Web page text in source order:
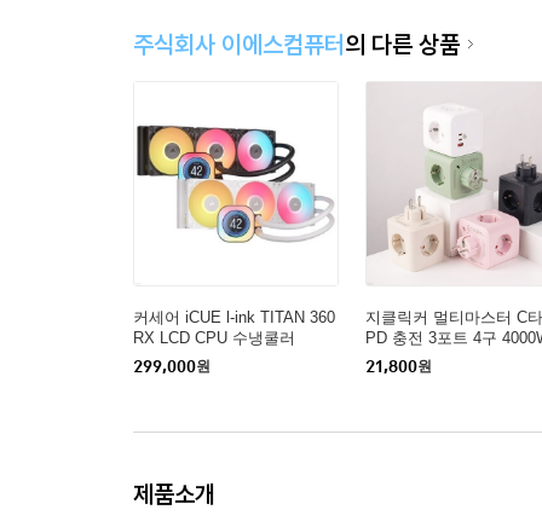
주식회사 이에스컴퓨터의 다른 상품
커세어 iCUE l-ink TITAN 360
RX LCD CPU 수냉쿨러
299,000원
지클릭커 멀티마스터 C
PD 충전 3포트 4구
용량 큐브 멀티탭 콘센트
21,800원
제품소개